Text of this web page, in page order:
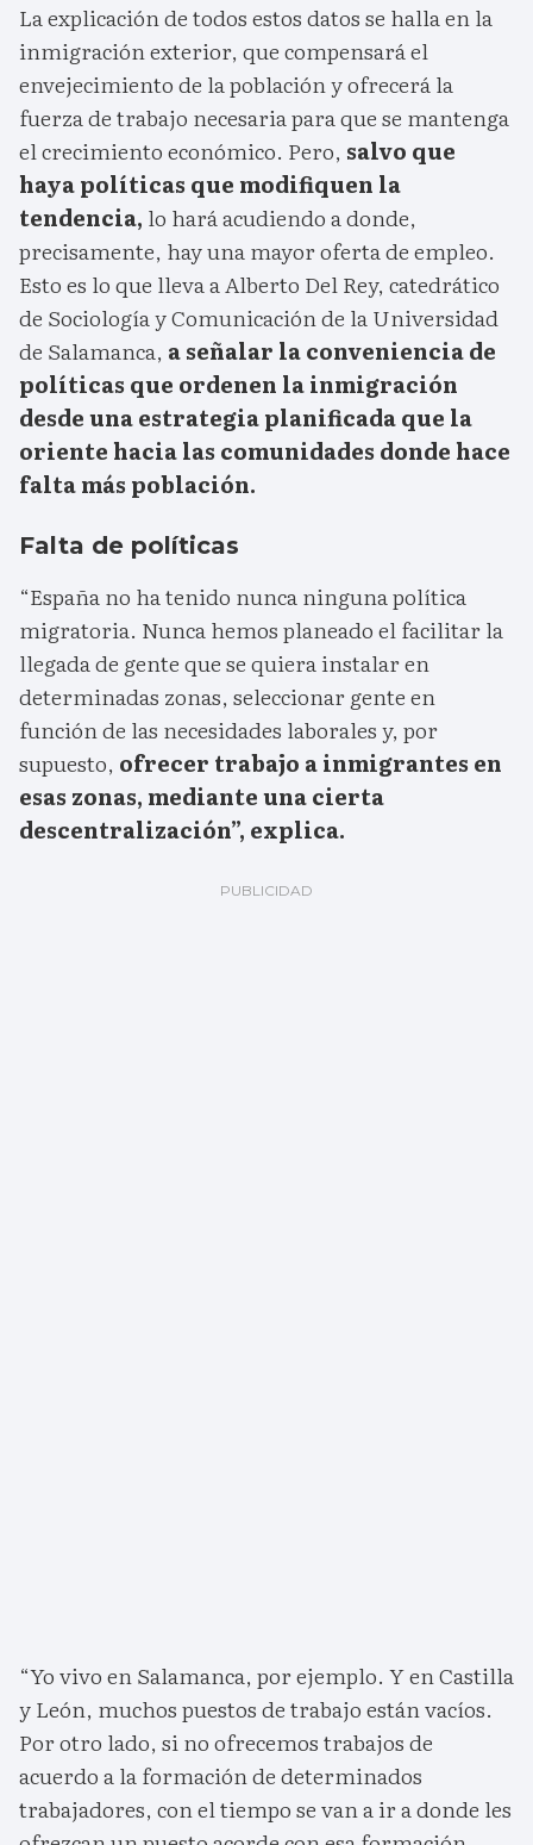
La explicación de todos estos datos se halla en la
inmigración exterior, que compensará el
envejecimiento de la población y ofrecerá la
fuerza de trabajo necesaria para que se mantenga
el crecimiento económico. Pero, salvo que
haya políticas que modifiquen la
tendencia, lo hará acudiendo a donde,
precisamente, hay una mayor oferta de empleo.
Esto es lo que lleva a Alberto Del Rey, catedrático
de Sociología y Comunicación de la Universidad
de Salamanca, a señalar la conveniencia de
políticas que ordenen la inmigración
desde una estrategia planificada que la
oriente hacia las comunidades donde hace
falta más población.
Falta de políticas
“España no ha tenido nunca ninguna política
migratoria. Nunca hemos planeado el facilitar la
llegada de gente que se quiera instalar en
determinadas zonas, seleccionar gente en
función de las necesidades laborales y, por
supuesto, ofrecer trabajo a inmigrantes en
esas zonas, mediante una cierta
descentralización”, explica.
“Yo vivo en Salamanca, por ejemplo. Y en Castilla
y León, muchos puestos de trabajo están vacíos.
Por otro lado, si no ofrecemos trabajos de
acuerdo a la formación de determinados
trabajadores, con el tiempo se van a ir a donde les